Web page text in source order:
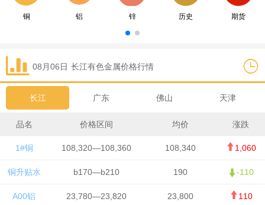
铜 铝 锌 历史 期货
08月06日 长江有色金属价格行情
长江 广东 佛山 天津
品名 价格区间 均价 涨跌
1#铜 108,320—108,360 108,340 1,060
铜升贴水 b170—b210 190 -110
A00铝 23,780—23,820 23,800 110